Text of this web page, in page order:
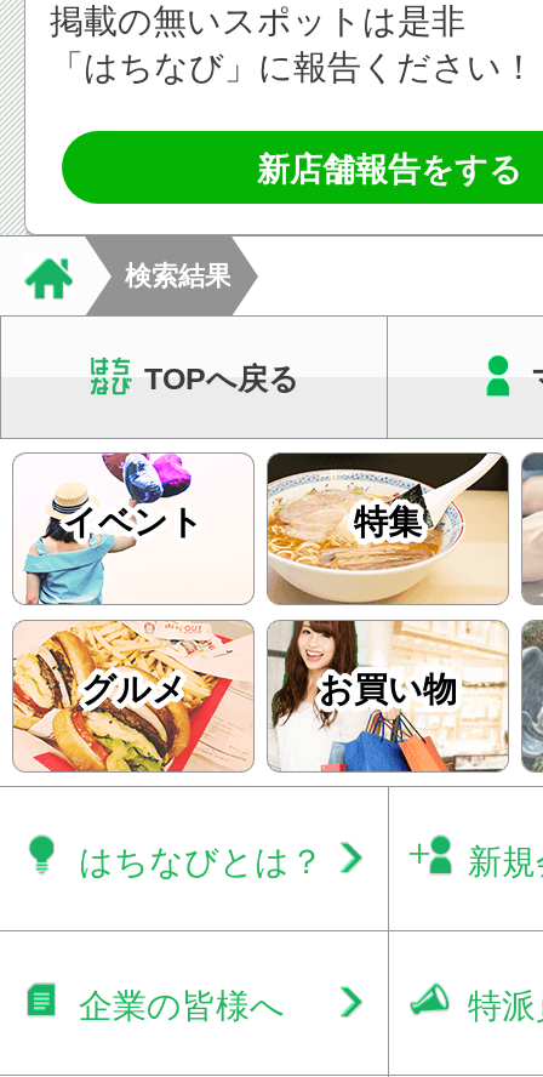
掲載の無いスポットは是非
「はちなび」に報告ください！
新店舗報告をする
検索結果
TOPへ戻る
イベント 特集
グルメ お買い物
はちなびとは？ 新
企業の皆様へ 特